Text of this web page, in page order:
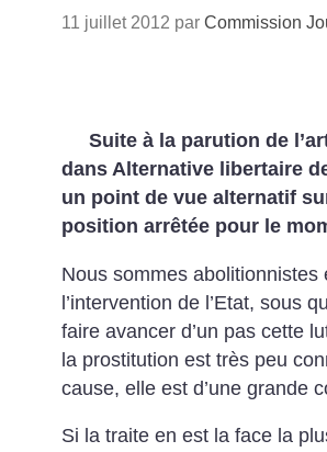
11 juillet 2012 par Commission
Suite à la parution de
dans Alternative libertaire
un point de vue alternatif
position arrêtée pour le
Nous sommes
l’intervention de l’Etat, sous
faire avancer d’un pas cette
la prostitution est très peu
cause, elle est d’une grande
Si la traite en est la face la